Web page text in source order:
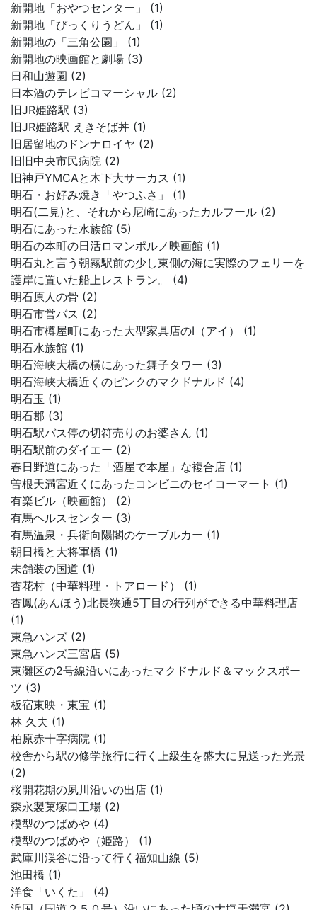
新開地「おやつセンター」 (1)
新開地「びっくりうどん」 (1)
新開地の「三角公園」 (1)
新開地の映画館と劇場 (3)
日和山遊園 (2)
日本酒のテレビコマーシャル (2)
旧JR姫路駅 (3)
旧JR姫路駅 えきそば丼 (1)
旧居留地のドンナロイヤ (2)
旧旧中央市民病院 (2)
旧神戸YMCAと木下大サーカス (1)
明石・お好み焼き「やつふさ」 (1)
明石(二見)と、それから尼崎にあったカルフール (2)
明石にあった水族館 (5)
明石の本町の日活ロマンポルノ映画館 (1)
明石丸と言う朝霧駅前の少し東側の海に実際のフェリーを
護岸に置いた船上レストラン。 (4)
明石原人の骨 (2)
明石市営バス (2)
明石市樽屋町にあった大型家具店のI（アイ） (1)
明石水族館 (1)
明石海峡大橋の横にあった舞子タワー (3)
明石海峡大橋近くのピンクのマクドナルド (4)
明石玉 (1)
明石郡 (3)
明石駅バス停の切符売りのお婆さん (1)
明石駅前のダイエー (2)
春日野道にあった「酒屋で本屋」な複合店 (1)
曽根天満宮近くにあったコンビニのセイコーマート (1)
有楽ビル（映画館） (2)
有馬ヘルスセンター (3)
有馬温泉・兵衛向陽閣のケーブルカー (1)
朝日橋と大将軍橋 (1)
未舗装の国道 (1)
杏花村（中華料理・トアロード） (1)
杏鳳(あんほう)北長狭通5丁目の行列ができる中華料理店
(1)
東急ハンズ (2)
東急ハンズ三宮店 (5)
東灘区の2号線沿いにあったマクドナルド＆マックスポー
ツ (3)
板宿東映・東宝 (1)
林 久夫 (1)
柏原赤十字病院 (1)
校舎から駅の修学旅行に行く上級生を盛大に見送った光景
(2)
桜開花期の夙川沿いの出店 (1)
森永製菓塚口工場 (2)
模型のつばめや (4)
模型のつばめや（姫路） (1)
武庫川渓谷に沿って行く福知山線 (5)
池田橋 (1)
洋食「いくた」 (4)